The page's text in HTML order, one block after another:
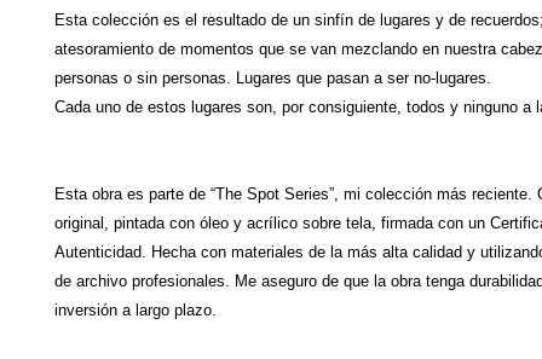
Esta colección es el resultado de un sinfín de lugares y de
atesoramiento de momentos que se van mezclando en nuestra
personas o sin personas. Lugares que pasan a ser no-lugares.
Cada uno de estos lugares son, por consiguiente, todos y ninguno a
Esta obra es parte de “The Spot Series”, mi colección más reciente.
original, pintada con óleo y acrílico sobre tela, firmada con un
Autenticidad. Hecha con materiales de la más alta calidad y
de archivo profesionales. Me aseguro de que la obra tenga
inversión a largo plazo.